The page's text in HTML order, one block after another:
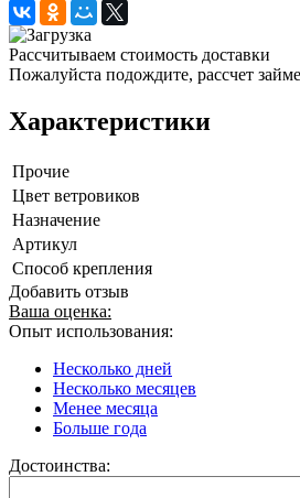
Рассчитываем стоимость доставки
Пожалуйста подождите, рассчет
Характеристики
Прочие
Цвет ветровиков
Назначение
Артикул
Способ крепления
Добавить отзыв
Ваша оценка:
Опыт использования:
Несколько дней
Несколько месяцев
Менее месяца
Больше года
Достоинства: